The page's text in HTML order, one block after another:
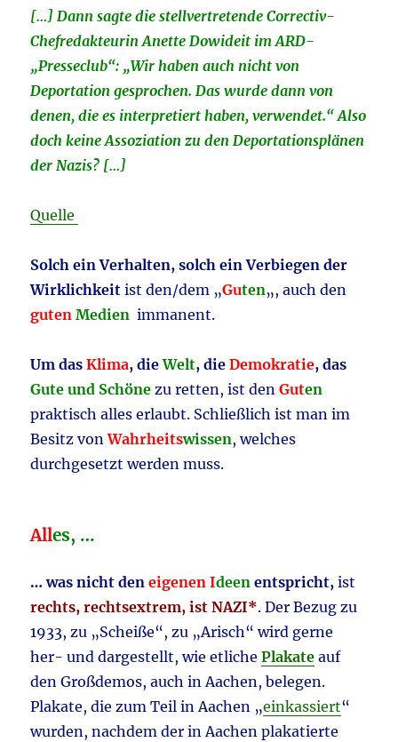
[…] Dann sagte die stellvertretende Correctiv-
Chefredakteurin Anette Dowideit im ARD-
„Presseclub“: „Wir haben auch nicht von
Deportation gesprochen. Das wurde dann von
denen, die es interpretiert haben, verwendet.“ Also
doch keine Assoziation zu den Deportationsplänen
der Nazis? […]
Quelle
Solch ein Verhalten, solch ein Verbiegen der
Wirklichkeit ist den/dem „Guten„, auch den
gutenMedien immanent.
Um dasKlima, dieWelt, die Demokratie, das
Gute und Schöne zu retten, ist denGuten
praktisch alles erlaubt. Schließlich ist man im
Besitz vonWahrheitswissen, welches
durchgesetzt werden muss.
Alles, …
… was nicht deneigenen Ideen entspricht, ist
rechts, rechtsextrem, ist NAZI*. Der Bezug zu
1933, zu „Scheiße“, zu „Arisch“ wird gerne
her- und dargestellt, wie etlichePlakate auf
den Großdemos, auch in Aachen, belegen.
Plakate, die zum Teil in Aachen „einkassiert“
wurden, nachdem der in Aachen plakatierte